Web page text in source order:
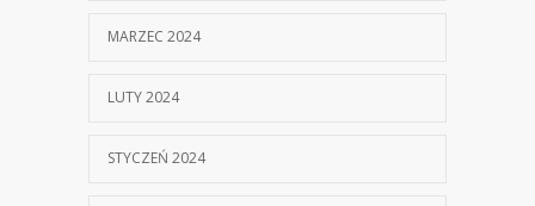
MARZEC 2024
LUTY 2024
STYCZEŃ 2024